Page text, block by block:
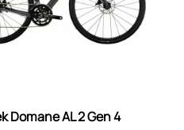
Domane AL 2 Gen 4